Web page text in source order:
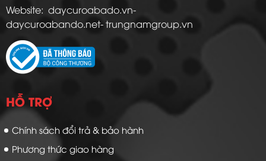
Website: daycuroabado.vn-
daycuroabando.net- trungnamgroup.vn
HỖ TRỢ
Chính sách đổi trả & bảo hành
Phương thức giao hàng